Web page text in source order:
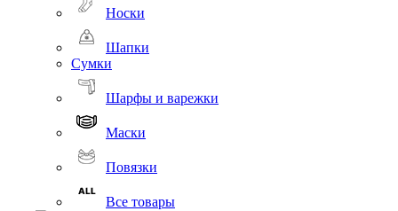
Носки
Шапки
Сумки
Шарфы и варежки
Маски
Повязки
Все товары